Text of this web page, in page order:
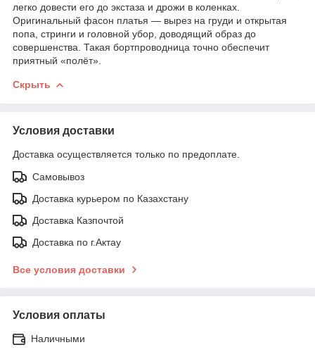
легко довести его до экстаза и дрожи в коленках.
Оригинальный фасон платья — вырез на груди и открытая
попа, стринги и головной убор, доводящий образ до
совершенства. Такая бортпроводница точно обеспечит
приятный «полёт».
Скрыть
Условия доставки
Доставка осуществляется только по предоплате.
Самовывоз
Доставка курьером по Казахстану
Доставка Казпочтой
Доставка по г.Актау
Все условия доставки
Условия оплаты
Наличными